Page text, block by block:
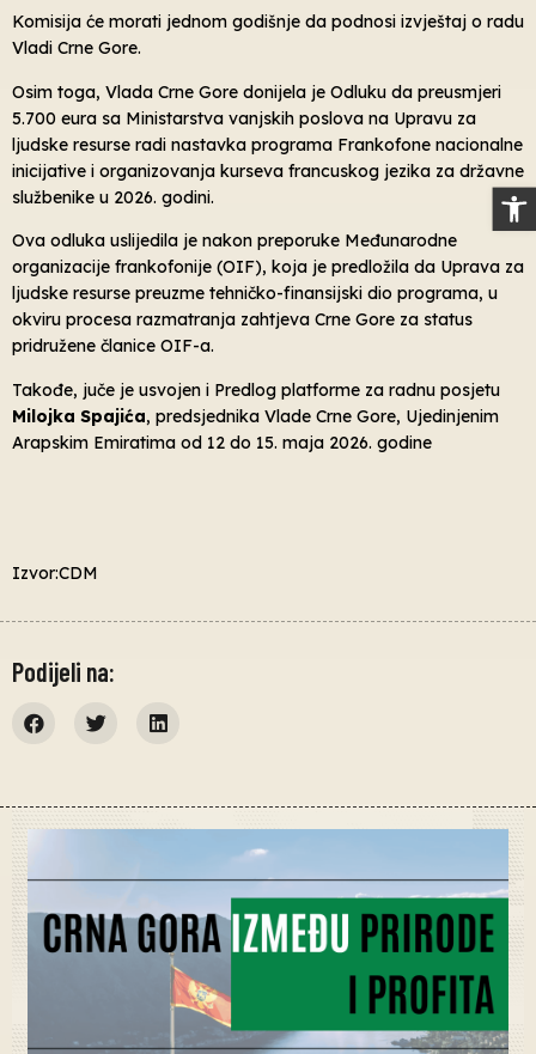
Komisija će morati jednom godišnje da podnosi izvještaj o radu
Vladi Crne Gore.
Osim toga, Vlada Crne Gore donijela je Odluku da preusmjeri
5.700 eura sa Ministarstva vanjskih poslova na Upravu za
ljudske resurse radi nastavka programa Frankofone nacionalne
inicijative i organizovanja kurseva francuskog jezika za državne
službenike u 2026. godini.
Ova odluka uslijedila je nakon preporuke Međunarodne
organizacije frankofonije (OIF), koja je predložila da Uprava za
ljudske resurse preuzme tehničko-finansijski dio programa, u
okviru procesa razmatranja zahtjeva Crne Gore za status
pridružene članice OIF-a.
Takođe, juče je usvojen i Predlog platforme za radnu posjetu
Milojka Spajića, predsjednika Vlade Crne Gore, Ujedinjenim
Arapskim Emiratima od 12 do 15. maja 2026. godine
Izvor:CDM
Podijeli na: